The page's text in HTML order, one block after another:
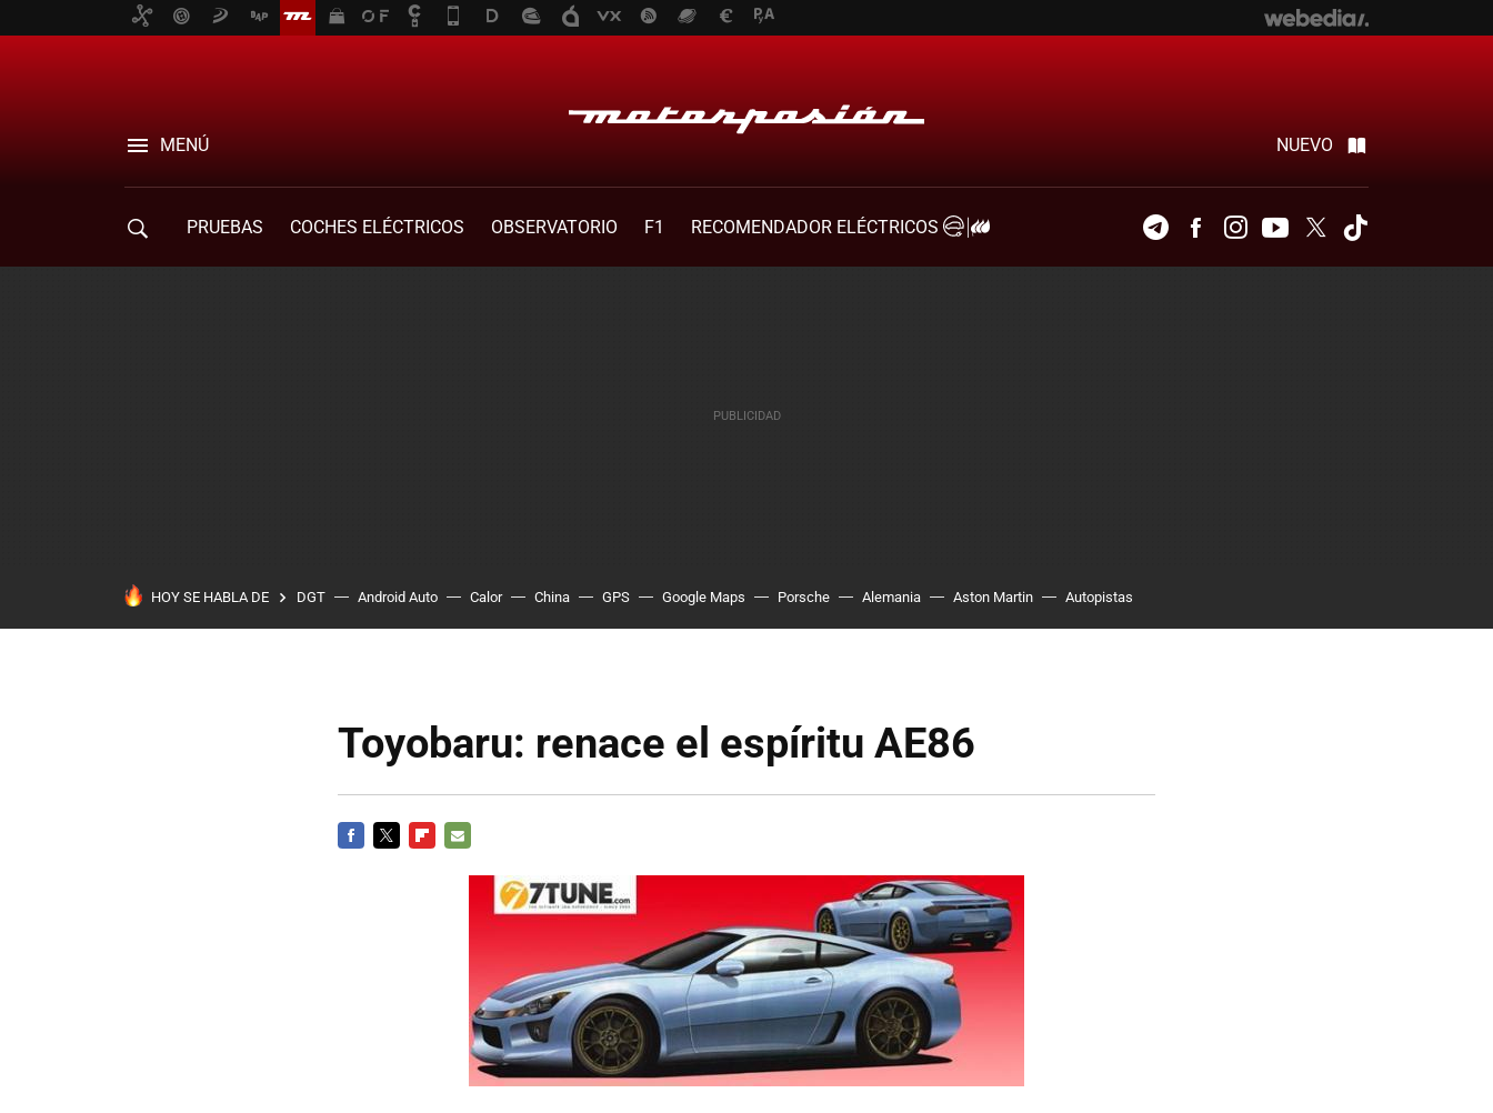
MENÚ NUEVO
PRUEBAS COCHES ELÉCTRICOS OBSERVATORIO F1
RECOMENDADOR ELÉCTRICOS
TelegramFacebookInstagramYoutubeTwitter
HOY SE HABLA DE DGT Android Auto Calor China GPS Google Maps Porsche Alemania Aston Martin Autopistas
Toyobaru: renace el espíritu AE86